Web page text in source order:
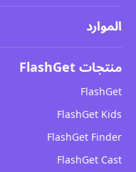
شروط الخدمة
اتفاقية ترخيص المستخدم النهائي
سياسة DMCA
سياسة الخصوصية
سياسات الإعلانات
لا تبيع معلوماتي
الموارد
مركز المساعدة
كيفية
مدونة
سلامة الأطفال عبر الإنترنت
تحميل
منتجات FlashGet
FlashGet
FlashGet Kids
FlashGet Finder
FlashGet Cast